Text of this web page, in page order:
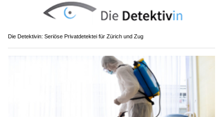
Die Detektivin: Seriöse Privatdetektei für Zürich und Zug